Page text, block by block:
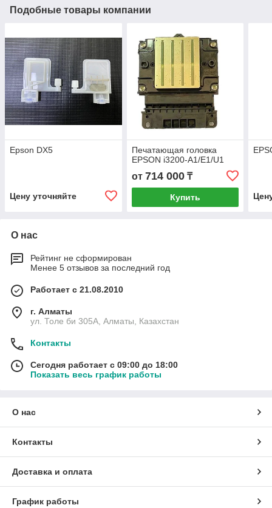
Подобные товары компании
Epson DX5
Цену уточняйте
Печатающая головка
EPSON i3200-A1/E1/U1
от 714 000₸
Купить
О нас
Рейтинг не сформирован
Менее 5 отзывов за последний год
Работает с 21.08.2010
г. Алматы
ул. Толе би 305А, Алматы, Казахстан
Контакты
Сегодня работает с 09:00 до 18:00
Показать весь график работы
О нас
Контакты
Доставка и оплата
График работы